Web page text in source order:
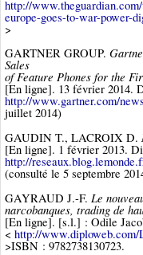
http://
europe-goes-to-war-power-
>
GARTNER GROUP.
Sales
of Feature Phones for the
[En ligne]. 13 février 2014.
http://www.gartner.com/
juillet 2014)
GAUDIN T., LACROIX D.
[En ligne]. 1 février 2013.
http://
(consulté le 5 septembre
GAYRAUD J.-F. Le
narcobanques, trading de
[En ligne]. [s.l.] : Odile
< http://
>ISBN : 9782738130723.